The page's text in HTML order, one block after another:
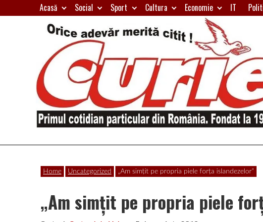
to
Acasă Social Sport Cultura Economie IT
Curierul
de
Primul
particular
din
România
Home Uncategorized „Am simţit pe propria piele forţa islandezelor”
„Am simţit pe propria piele